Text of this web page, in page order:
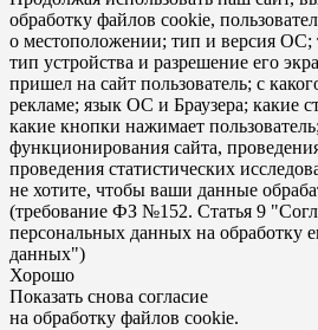
обработку файлов cookie,
о местоположении; тип и версия ОС;
тип устройства и разрешение его
пришел на сайт пользователь; с
рекламе; язык ОС и Браузера; какие
какие кнопки нажимает
функционирования сайта,
проведения статистических
не хотите, чтобы ваши данные
(требование ФЗ №152. Статья 9
персональных данных на обработку
данных")
Хорошо
Показать снова согласие
на обработку файлов cookie.